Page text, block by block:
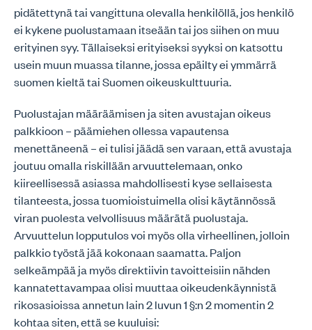
pidätettynä tai vangittuna olevalla henkilöllä, jos henkilö
ei kykene puolustamaan itseään tai jos siihen on muu
erityinen syy. Tällaiseksi erityiseksi syyksi on katsottu
usein muun muassa tilanne, jossa epäilty ei ymmärrä
suomen kieltä tai Suomen oikeuskulttuuria.
Puolustajan määräämisen ja siten avustajan oikeus
palkkioon – päämiehen ollessa vapautensa
menettäneenä – ei tulisi jäädä sen varaan, että avustaja
joutuu omalla riskillään arvuuttelemaan, onko
kiireellisessä asiassa mahdollisesti kyse sellaisesta
tilanteesta, jossa tuomioistuimella olisi käytännössä
viran puolesta velvollisuus määrätä puolustaja.
Arvuuttelun lopputulos voi myös olla virheellinen, jolloin
palkkio työstä jää kokonaan saamatta. Paljon
selkeämpää ja myös direktiivin tavoitteisiin nähden
kannatettavampaa olisi muuttaa oikeudenkäynnistä
rikosasioissa annetun lain 2 luvun 1 §:n 2 momentin 2
kohtaa siten, että se kuuluisi: